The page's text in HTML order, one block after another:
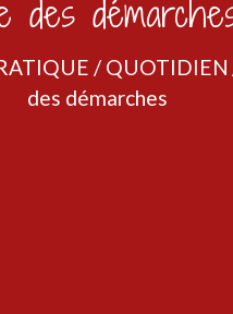
des
/ QUOTIDIEN
des démarches